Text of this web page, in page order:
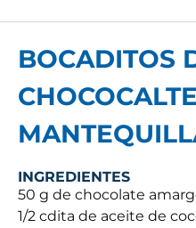
BOCADITOS
INGREDIENTES
50 g de chocolate
1/2 cdita de aceite de